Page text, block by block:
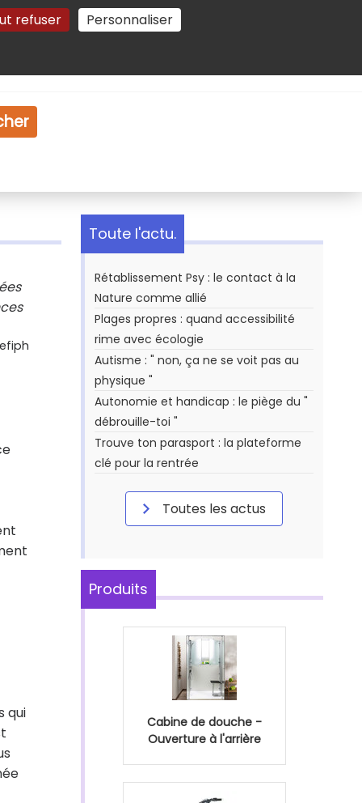
refuser Personnaliser
Gestion des cookies
qui
Toute l'actu.
Rétablissement Psy : le contact à la
Nature comme allié
Plages propres : quand accessibilité
rime avec écologie
Autisme : " non, ça ne se voit pas au
physique "
Autonomie et handicap : le piège du "
débrouille-toi "
Trouve ton parasport : la plateforme
clé pour la rentrée
Toutes les actus
Produits
Cabine de douche -
Ouverture à l'arrière